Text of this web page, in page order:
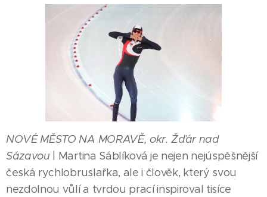
NOVÉ MĚSTO NA MORAVĚ, okr. Žďár nad
Sázavou | Martina Sáblíková je nejen nejúspěšnější
česká rychlobruslařka, ale i člověk, který svou
nezdolnou vůlí a tvrdou prací inspiroval tisíce